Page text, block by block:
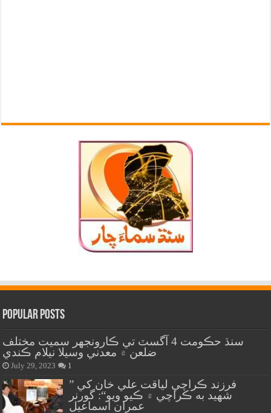
Popular Posts
سنڌ حڪومت 4 آگسٽ تي ڪارونجهر سميت مختلف
ضلعن ۾ معدني وسيلا نيلام ڪندي
July 29, 2023 1
” فرزند ڪراچي لياقت علي خان کي
شهيد به ڪراچي ۾ ڪيو ويو“: گورنر
عمران اسماعيل